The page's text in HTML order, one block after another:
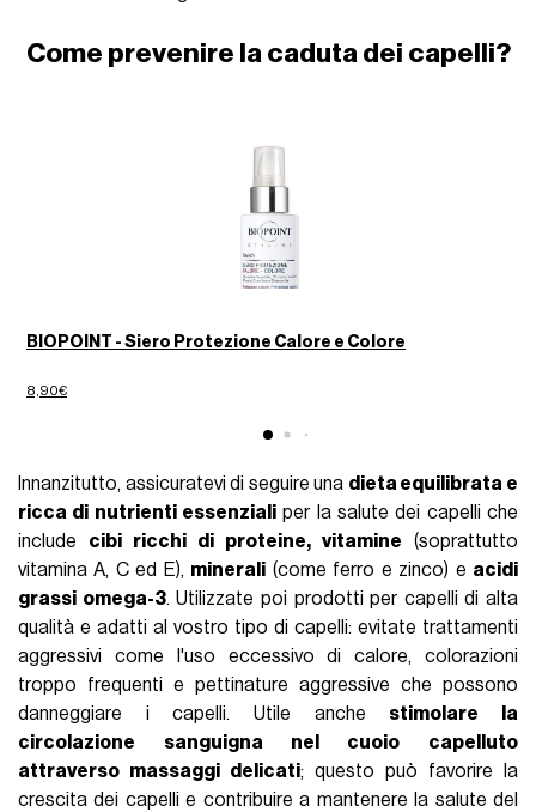
Come prevenire la caduta dei capelli?
BIOPOINT - Siero Protezione Calore e Colore
8,90€
Innanzitutto, assicuratevi di seguire una dieta equilibrata e
ricca di nutrienti essenziali per la salute dei capelli che
include cibi ricchi di proteine, vitamine (soprattutto
vitamina A, C ed E), minerali (come ferro e zinco) e acidi
grassi omega-3. Utilizzate poi prodotti per capelli di alta
qualità e adatti al vostro tipo di capelli: evitate trattamenti
aggressivi come l'uso eccessivo di calore, colorazioni
troppo frequenti e pettinature aggressive che possono
danneggiare i capelli. Utile anche stimolare la
circolazione sanguigna nel cuoio capelluto
attraverso massaggi delicati; questo può favorire la
crescita dei capelli e contribuire a mantenere la salute del